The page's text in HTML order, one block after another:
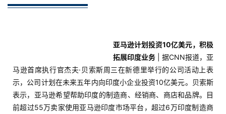
案
例
拆
亚马逊计划投资10亿美元，积极
拓展印度业务 | 据CNN报道，亚
马逊首席执行官杰夫·贝索斯周三在新德里举行的公司活动上表
示，公司计划在未来五年内向印度小企业投资10亿美元。贝索斯
表示，亚马逊希望帮助印度的制造商、经销商、商店和品牌。目
前超过55万卖家使用亚马逊印度市场平台，超过6万印度制造商